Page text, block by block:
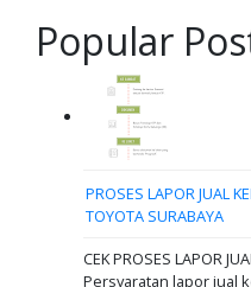
Popular
PROSES LAPOR JUAL
TOYOTA SURABAYA
CEK PROSES LAPOR
Persyaratan lapor jual